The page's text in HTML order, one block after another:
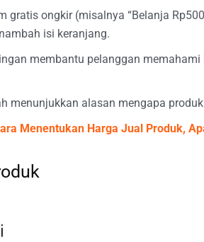
gratis ongkir (misalnya “Belanja
isi keranjang.
membantu pelanggan
menunjukkan alasan mengapa
Menentukan Harga Jual Produk,